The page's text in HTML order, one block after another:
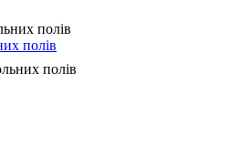
полів
полів